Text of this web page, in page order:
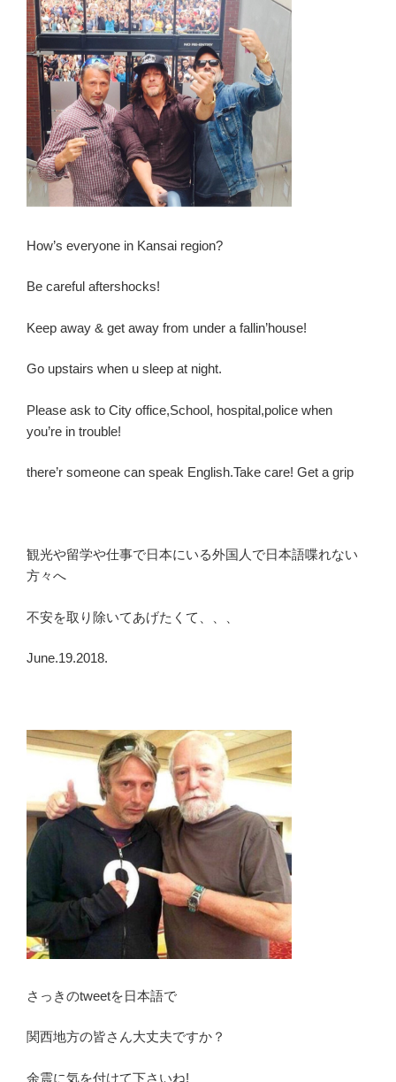
How’s everyone in Kansai region?
Be careful aftershocks!
Keep away & get away from under a fallin’house!
Go upstairs when u sleep at night.
Please ask to City office,School, hospital,police when
you’re in trouble!
there’r someone can speak English.Take care! Get a grip
観光や留学や仕事で日本にいる外国人で日本語喋れない
方々へ
不安を取り除いてあげたくて、、、
June.19.2018.
さっきのtweetを日本語で
関西地方の皆さん大丈夫ですか？
余震に気を付けて下さいね!